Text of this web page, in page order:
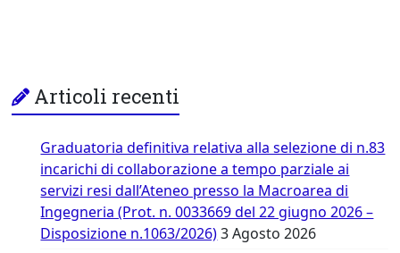
Articoli recenti
Graduatoria definitiva relativa alla selezione di n.83
incarichi di collaborazione a tempo parziale ai
servizi resi dall’Ateneo presso la Macroarea di
Ingegneria (Prot. n. 0033669 del 22 giugno 2026 –
Disposizione n.1063/2026) 3 Agosto 2026